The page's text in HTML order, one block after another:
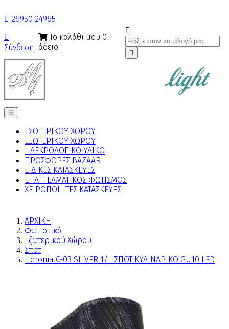
 26950 24965

Σύνδεση
Το καλάθι μου 0 -
άδειο


Toggle
navigation
☰
ΕΣΩΤΕΡΙΚΟΥ ΧΩΡΟΥ
ΕΞΩΤΕΡΙΚΟΥ ΧΩΡΟΥ
ΗΛΕΚΡΟΛΟΓΙΚΟ ΥΛΙΚΟ
ΠΡΟΣΦΟΡΕΣ BAZAAR
ΕΙΔΙΚΕΣ ΚΑΤΑΣΚΕΥΕΣ
ΕΠΑΓΓΕΛΜΑΤΙΚΟΣ ΦΩΤΙΣΜΟΣ
ΧΕΙΡΟΠΟΙΗΤΕΣ ΚΑΤΑΣΚΕΥΕΣ
ΑΡΧΙΚΗ
Φωτιστικά
Εξωτερικού Χώρου
Σποτ
Heronia C-03 SILVER 1/L ΣΠΟΤ ΚΥΛΙΝΔΡΙΚΟ GU10 LED